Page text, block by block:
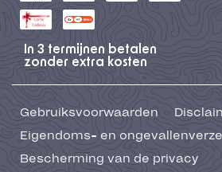
In 3 termijnen betalen
zonder extra kosten
Gebruiksvoorwaarden
Eigendoms- en
Bescherming van de privacy